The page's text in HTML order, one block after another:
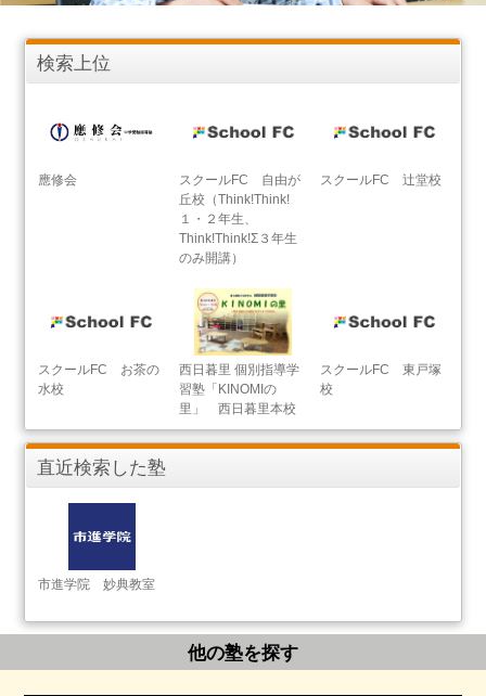
検索上位
應修会
スクールFC 自由が
丘校（Think!Think!
１・２年生、
Think!Think!Σ３年生
のみ開講）
スクールFC 辻堂校
スクールFC お茶の
水校
西日暮里 個別指導学
習塾「KINOMIの
里」 西日暮里本校
スクールFC 東戸塚
校
直近検索した塾
市進学院 妙典教室
他の塾を探す